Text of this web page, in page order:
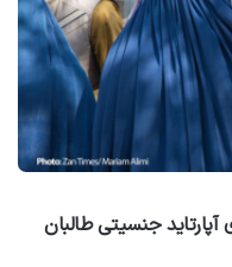
آپارتاید جنسیتی طالبان